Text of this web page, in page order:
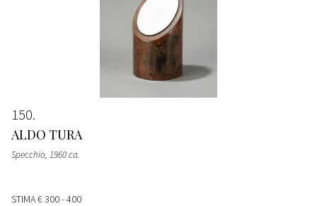
150
ALDO TURA
Specchio, 1960 ca.
STIMA€ 300 - 400